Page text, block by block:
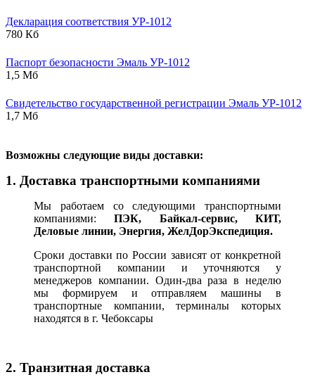
Декларация соответствия УР-1012
780 Кб
Паспорт безопасности Эмаль УР-1012
1,5 Мб
Свидетельство государственной регистрации Эмаль УР-1012
1,7 Мб
Возможны следующие виды доставки:
1. Доставка транспортными компаниями
Мы работаем со следующими транспортными
компаниями:ПЭК, Байкал-сервис, КИТ,
Деловые линии, Энергия, ЖелДорЭкспедиция.
Сроки доставки по России зависят от конкретной
транспортной компании и уточняются у
менеджеров компании. Один-два раза в неделю
мы формируем и отправляем машины в
транспортные компании, терминалы которых
находятся в г. Чебоксары
2. Транзитная доставка